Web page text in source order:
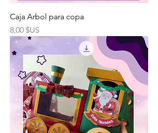
Caja Arbol para copa
Prix
8,00 $US